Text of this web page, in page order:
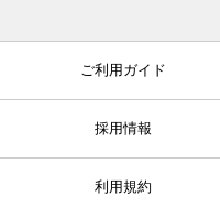
ご利用ガイド
採用情報
利用規約